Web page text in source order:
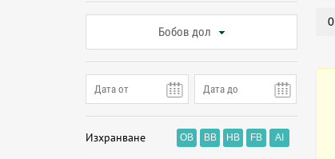
Бобов дол
Изхранване OB BB HB FB AI